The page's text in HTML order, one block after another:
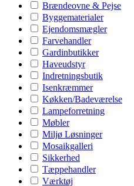
Brændeovne & Pejse
Byggematerialer
Ejendomsmægler
Farvehandler
Gardinbutikker
Haveudstyr
Indretningsbutik
Isenkræmmer
Køkken/Badeværelse
Lampeforretning
Møbler
Miljø Løsninger
Mosaikgalleri
Sikkerhed
Tæppehandler
Værktøj